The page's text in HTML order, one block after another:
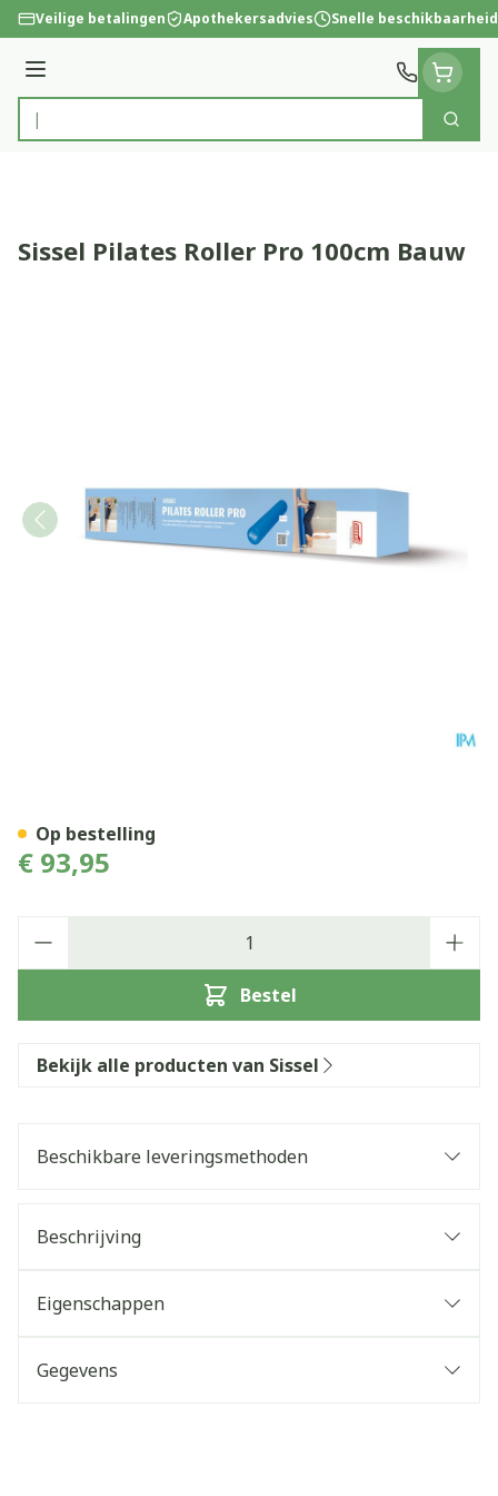
Ga naar de inhoud
Veilige betalingen Apothekersadvies Snelle beschikbaarheid
Menu
Product, merk, categorie...
Zoek
Sissel Pilates Roller Pro 100cm Bauw
€ 93,95
Bestel
Op bestelling
Bekijk alle producten van Sissel
Beschikbare leveringsmethoden
Beschrijving
Eigenschappen
Gegevens